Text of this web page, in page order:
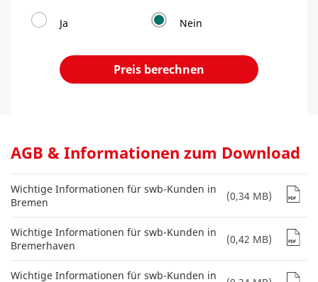
Ja Nein
Preis berechnen
AGB & Informationen zum Download
Wichtige Informationen für swb-Kunden in
Bremen
(0,34 MB)
Wichtige Informationen für swb-Kunden in
Bremerhaven
(0,42 MB)
Wichtige Informationen für swb-Kunden in